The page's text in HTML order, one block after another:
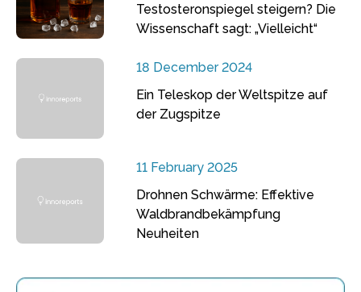
Testosteronspiegel steigern? Die
Wissenschaft sagt: „Vielleicht“
18 December 2024
Ein Teleskop der Weltspitze auf
der Zugspitze
11 February 2025
Drohnen Schwärme: Effektive
Waldbrandbekämpfung
Neuheiten